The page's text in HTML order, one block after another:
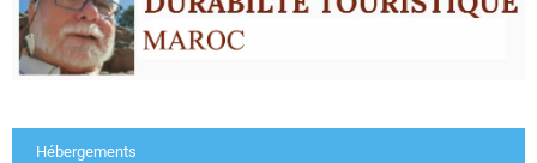
Hébergements